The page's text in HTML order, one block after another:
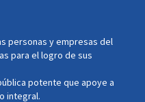
personas y empresas del
para el logro de sus
potente que apoye a
integral.